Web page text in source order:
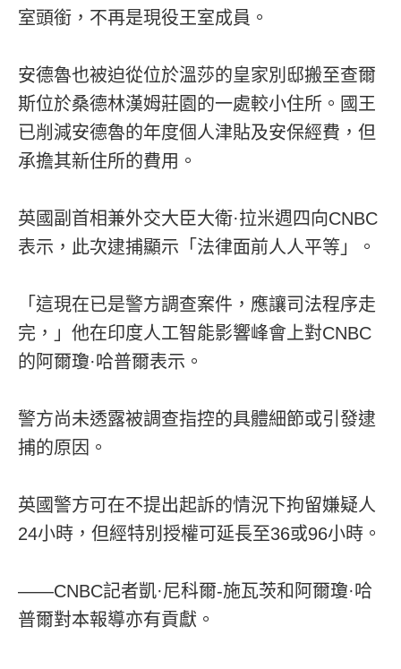
室頭銜，不再是現役王室成員。
安德魯也被迫從位於溫莎的皇家別邸搬至查爾
斯位於桑德林漢姆莊園的一處較小住所。國王
已削減安德魯的年度個人津貼及安保經費，但
承擔其新住所的費用。
英國副首相兼外交大臣大衛·拉米週四向CNBC
表示，此次逮捕顯示「法律面前人人平等」。
「這現在已是警方調查案件，應讓司法程序走
完，」他在印度人工智能影響峰會上對CNBC
的阿爾瓊·哈普爾表示。
警方尚未透露被調查指控的具體細節或引發逮
捕的原因。
英國警方可在不提出起訴的情況下拘留嫌疑人
24小時，但經特別授權可延長至36或96小時。
——CNBC記者凱·尼科爾-施瓦茨和阿爾瓊·哈
普爾對本報導亦有貢獻。